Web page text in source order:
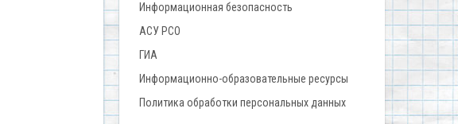
Информационная безопасность
АСУ РСО
ГИА
Информационно-образовательные ресурсы
Политика обработки персональных данных